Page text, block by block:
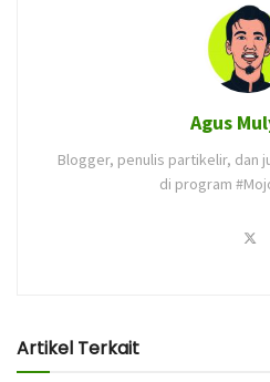
Agus
Blogger, penulis partikelir, dan
di program
Artikel Terkait